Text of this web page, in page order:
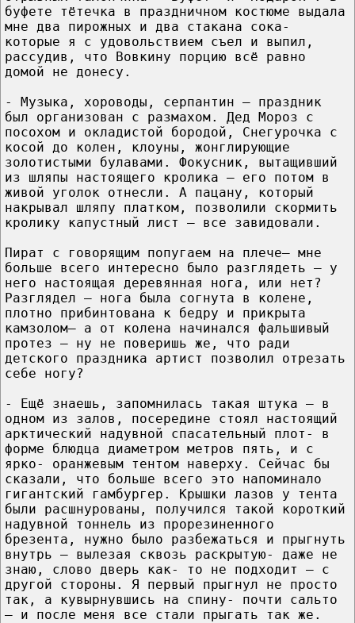
буфете тётечка в праздничном костюме выдала
мне два пирожных и два стакана сока-
которые я с удовольствием съел и выпил,
рассудив, что Вовкину порцию всё равно
домой не донесу.
- Музыка, хороводы, серпантин – праздник
был организован с размахом. Дед Мороз с
посохом и окладистой бородой, Снегурочка с
косой до колен, клоуны, жонглирующие
золотистыми булавами. Фокусник, вытащивший
из шляпы настоящего кролика – его потом в
живой уголок отнесли. А пацану, который
накрывал шляпу платком, позволили скормить
кролику капустный лист – все завидовали.
Пират с говорящим попугаем на плече– мне
больше всего интересно было разглядеть – у
него настоящая деревянная нога, или нет?
Разглядел – нога была согнута в колене,
плотно прибинтована к бедру и прикрыта
камзолом– а от колена начинался фальшивый
протез – ну не поверишь же, что ради
детского праздника артист позволил отрезать
себе ногу?
- Ещё знаешь, запомнилась такая штука – в
одном из залов, посередине стоял настоящий
арктический надувной спасательный плот- в
форме блюдца диаметром метров пять, и с
ярко- оранжевым тентом наверху. Сейчас бы
сказали, что больше всего это напоминало
гигантский гамбургер. Крышки лазов у тента
были расшнурованы, получился такой короткий
надувной тоннель из прорезиненного
брезента, нужно было разбежаться и прыгнуть
внутрь – вылезая сквозь раскрытую- даже не
знаю, слово дверь как- то не подходит – с
другой стороны. Я первый прыгнул не просто
так, а кувырнувшись на спину- почти сальто
– и после меня все стали прыгать так же.